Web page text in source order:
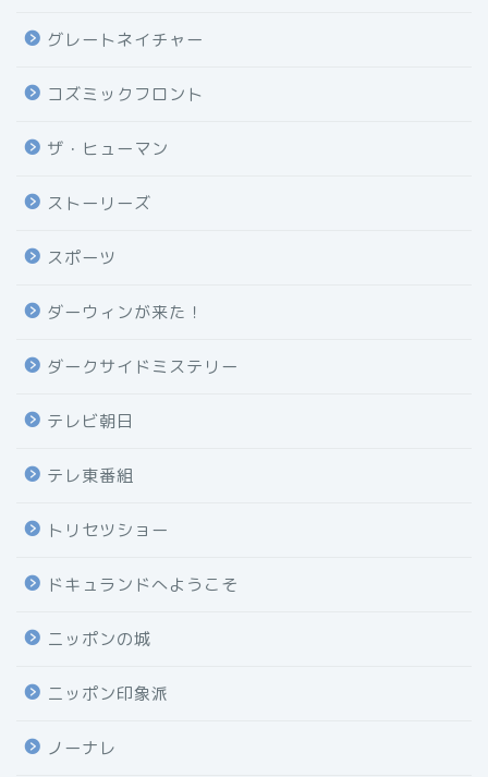
グレートネイチャー
コズミックフロント
ザ・ヒューマン
ストーリーズ
スポーツ
ダーウィンが来た！
ダークサイドミステリー
テレビ朝日
テレ東番組
トリセツショー
ドキュランドへようこそ
ニッポンの城
ニッポン印象派
ノーナレ